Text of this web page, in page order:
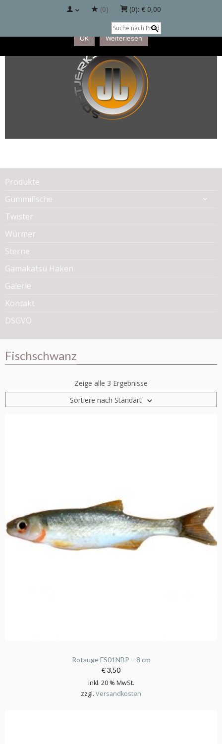
(0) (0): € 0,00
Produkte
Gummifische
Twister
Würmer
Sterne
Gamakatsu Haken
Galerie
Kontakt
DSGVO
Fischschwanz
Zeige alle 3 Ergebnisse
Sortiere nach Standart
Rotauge FS01NBP – 8 cm
€ 3,50
inkl. 20 % MwSt.
zzgl. Versandkosten
Diese Website benutzt Cookies. Wenn Sie die Website weiter
nutzt, gehen wir von Ihrem Einverständnis aus.
OK
Weiterlesen